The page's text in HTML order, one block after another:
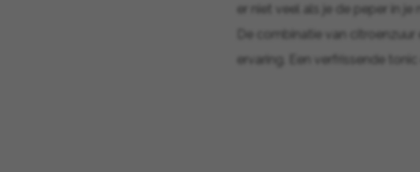
er niet veel als je de peper in
De combinatie van
ervaring. Een verfrissende